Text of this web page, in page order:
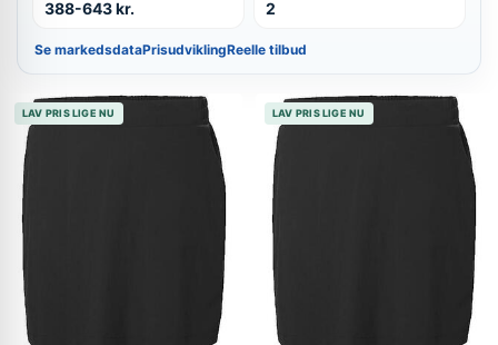
388-643 kr. 2
Se markedsdataPrisudviklingReelle tilbud
LAV PRIS LIGE NU LAV PRIS LIGE NU